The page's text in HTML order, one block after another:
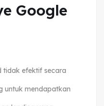
Google
tidak efektif secara
untuk mendapatkan